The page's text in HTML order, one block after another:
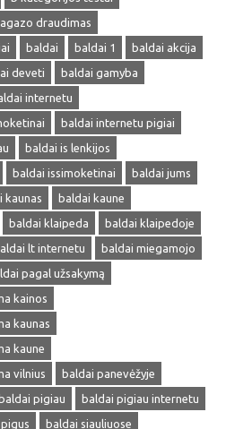
draudimas
baldai baldai 1
baldai akcija
deveti
baldai gamyba
internetu
baldai internetu pigiai
baldai is lenkijos
baldai issimoketinai
baldai jums
kaunas
baldai kaune
baldai klaipeda
baldai klaipedoje
lt internetu
baldai miegamojo
pagal užsakymą
kainos
kaunas
kaune
vilnius
baldai panevėžyje
baldai pigiau
baldai pigiau internetu
baldai siauliuose